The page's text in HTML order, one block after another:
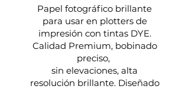
Papel fotográfico brillante
para usar en plotters de
impresión con tintas DYE.
Calidad Premium, bobinado
preciso,
sin elevaciones, alta
resolución brillante. Diseñado